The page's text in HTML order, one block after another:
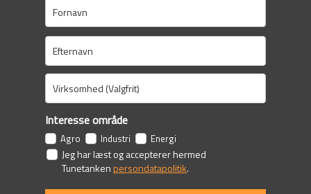
Interesse område
Agro Industri Energi
Jeg har læst og accepterer hermed
Tunetankenpersondatapolitik.